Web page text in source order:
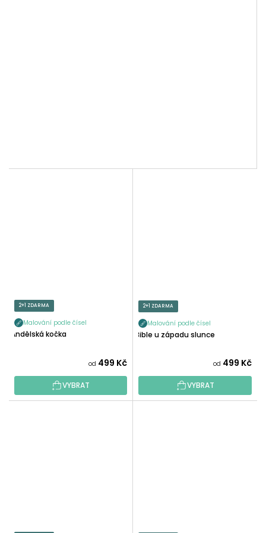
2+1 ZDARMA
Malování podle čísel
Andělská kočka
od 499 Kč
VYBRAT
2+1 ZDARMA
Malování podle čísel
Bible u západu slunce
od 499 Kč
VYBRAT